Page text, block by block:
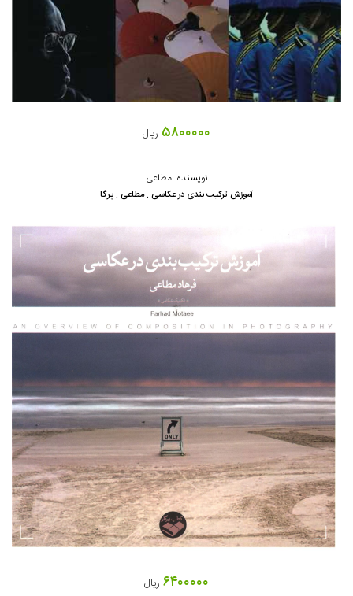
۵۸۰۰۰۰۰ ریال
نویسنده: مطاعی
آموزش ترکیب بندی در عکاسی . مطاعی . پرگا
۶۴۰۰۰۰۰ ریال